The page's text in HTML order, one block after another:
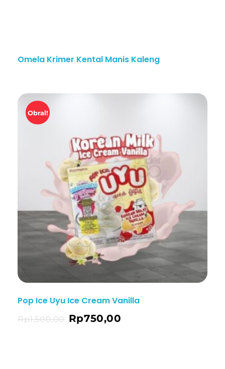
Omela Krimer Kental Manis Kaleng
Obral!
Pop Ice Uyu Ice Cream Vanilla
Rp1.500,00 Rp750,00